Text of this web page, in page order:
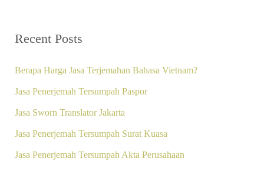
Recent Posts
Berapa Harga Jasa Terjemahan Bahasa Vietnam?
Jasa Penerjemah Tersumpah Paspor
Jasa Sworn Translator Jakarta
Jasa Penerjemah Tersumpah Surat Kuasa
Jasa Penerjemah Tersumpah Akta Perusahaan